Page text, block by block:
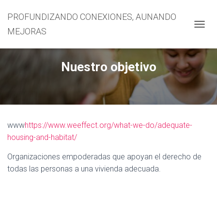
PROFUNDIZANDO CONEXIONES, AUNANDO
MEJORAS
Nuestro objetivo
wwwhttps://www.weeffect.org/what-we-do/adequate-
housing-and-habitat/
Organizaciones empoderadas que apoyan el derecho de
todas las personas a una vivienda adecuada.